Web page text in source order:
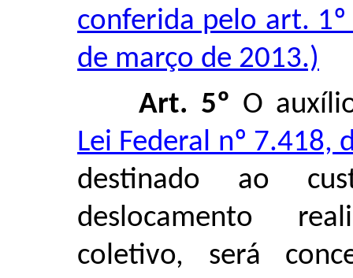
conferida pelo art.
de março de 2013.)
Art. 5º O
Lei Federal nº 7.418,
destinado ao
deslocamento
coletivo, será